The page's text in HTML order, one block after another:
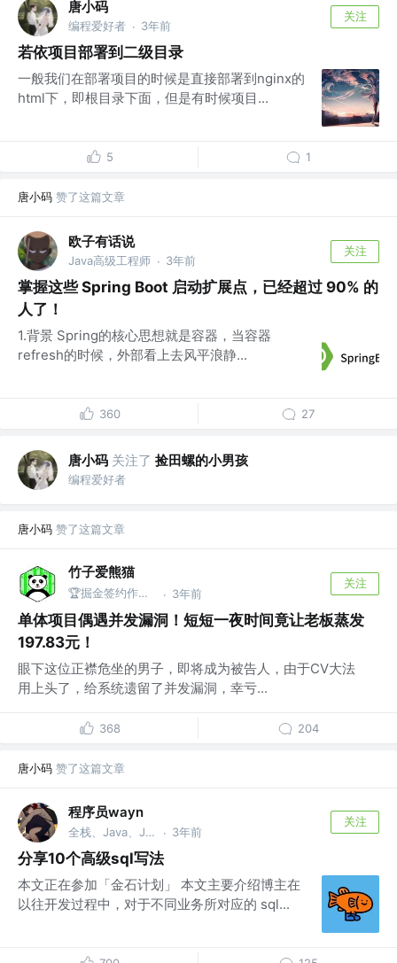
唐小码
编程爱好者 · 3年前
关注
若依项目部署到二级目录
一般我们在部署项目的时候是直接部署到nginx的
html下，即根目录下面，但是有时候项目...
5 1
唐小码 赞了这篇文章
欧子有话说
Java高级工程师 · 3年前
关注
掌握这些 Spring Boot 启动扩展点，已经超过 90% 的
人了！
1.背景 Spring的核心思想就是容器，当容器
refresh的时候，外部看上去风平浪静...
360 27
唐小码 关注了 捡田螺的小男孩
编程爱好者
唐小码 赞了这篇文章
竹子爱熊猫
🏆掘金签约作者 @同名公众号：竹子爱熊猫 · 3年前
关注
单体项目偶遇并发漏洞！短短一夜时间竟让老板蒸发
197.83元！
眼下这位正襟危坐的男子，即将成为被告人，由于CV大法
用上头了，给系统遗留了并发漏洞，幸亏...
368 204
唐小码 赞了这篇文章
程序员wayn
全栈、Java、Javascript、Python、Php开发 @king pig · 3年前
关注
分享10个高级sql写法
本文正在参加「金石计划」 本文主要介绍博主在
以往开发过程中，对于不同业务所对应的 sql...